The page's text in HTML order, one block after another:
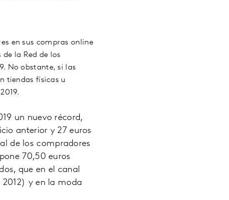
en sus compras online
la Red de los
No obstante, si las
tiendas físicas u
un nuevo récord,
anterior y 27 euros
de los compradores
70,50 euros
que en el canal
y en la moda